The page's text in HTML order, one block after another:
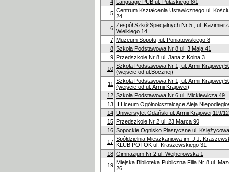
4
Language PUB ul. Pułaskiego 8/1
5 Centrum Kształcenia Ustawicznego ul.
24
6 Zespół Szkół Specjalnych Nr 5 , ul.
Wielkiego 14
7 Muzeum Sopotu, ul. Poniatowskiego 8
8 Szkoła Podstawowa Nr 8 ul. 3 Maja 41
9 Przedszkole Nr 8 ul. Jana z Kolna 3
10 Szkoła Podstawowa Nr 1, ul. Armii Krajowej
(wejście od ul.Bocznej)
11
Szkoła Podstawowa Nr 1, ul. Armii Krajowej
(wejście od ul. Armii Krajowej)
12 Szkoła Podstawowa Nr 6 ul. Mickiewicza 49
13
II Liceum Ogólnokształcące Aleja
14 Uniwersytet Gdański ul. Armii Krajowej 119/
15 Przedszkole Nr 2 ul. 23 Marca 90
16 Sopockie Ognisko Plastyczne ul.
17 Spółdzielnia Mieszkaniowa im. J.J.
KLUB POTOK ul. Kraszewskiego 31
18 Gimnazjum Nr 2 ul. Wejherowska 1
19 Miejska Biblioteka Publiczna Filia Nr 8 ul.
26